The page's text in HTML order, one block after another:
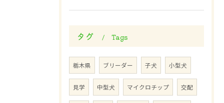
タグ Tags
栃木県 ブリーダー 子犬 小型犬
見学 中型犬 マイクロチップ 交配